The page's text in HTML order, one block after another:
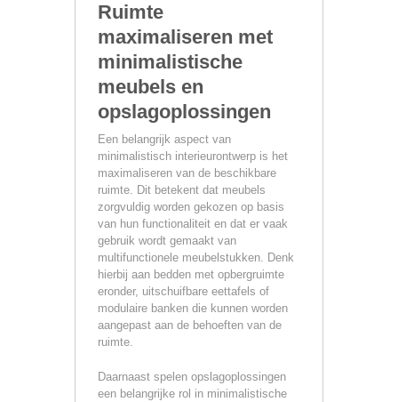
Ruimte
maximaliseren met
minimalistische
meubels en
opslagoplossingen
Een belangrijk aspect van
minimalistisch interieurontwerp is het
maximaliseren van de beschikbare
ruimte. Dit betekent dat meubels
zorgvuldig worden gekozen op basis
van hun functionaliteit en dat er vaak
gebruik wordt gemaakt van
multifunctionele meubelstukken. Denk
hierbij aan bedden met opbergruimte
eronder, uitschuifbare eettafels of
modulaire banken die kunnen worden
aangepast aan de behoeften van de
ruimte.
Daarnaast spelen opslagoplossingen
een belangrijke rol in minimalistische